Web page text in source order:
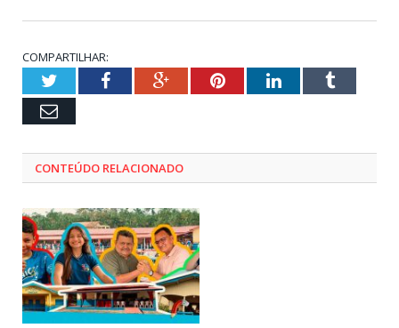
COMPARTILHAR:
TwitterFacebookGoogle+PinterestLinkedInTumblr
Email
CONTEÚDO RELACIONADO